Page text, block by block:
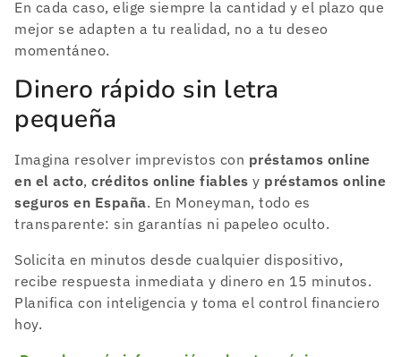
En cada caso, elige siempre la cantidad y el plazo que
mejor se adapten a tu realidad, no a tu deseo
momentáneo.
Dinero rápido sin letra
pequeña
Imagina resolver imprevistos con préstamos online
en el acto, créditos online fiables y préstamos online
seguros en España. En Moneyman, todo es
transparente: sin garantías ni papeleo oculto.
Solicita en minutos desde cualquier dispositivo,
recibe respuesta inmediata y dinero en 15 minutos.
Planifica con inteligencia y toma el control financiero
hoy.